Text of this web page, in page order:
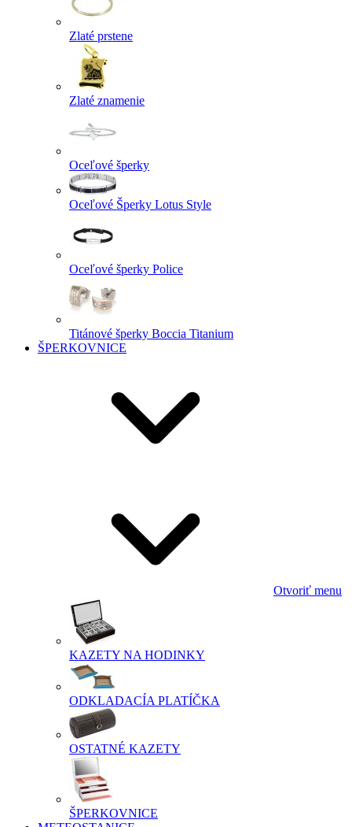
Zlaté prstene
Zlaté znamenie
Oceľové šperky
Oceľové Šperky Lotus Style
Oceľové šperky Police
Titánové šperky Boccia Titanium
ŠPERKOVNICE
Otvoriť menu
KAZETY NA HODINKY
ODKLADACÍA PLATÍČKA
OSTATNÉ KAZETY
ŠPERKOVNICE